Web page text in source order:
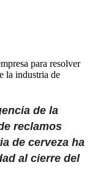
para resolver
la industria de
de la
reclamos
de cerveza ha
al cierre del